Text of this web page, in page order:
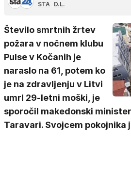
STA D.L.
Število smrtnih žrtev
požara v nočnem klubu
Pulse v Kočanih je
naraslo na 61, potem ko
je na zdravljenju v Litvi
umrl 29-letni moški, je
sporočil makedonski
Taravari. Svojcem pokojnika